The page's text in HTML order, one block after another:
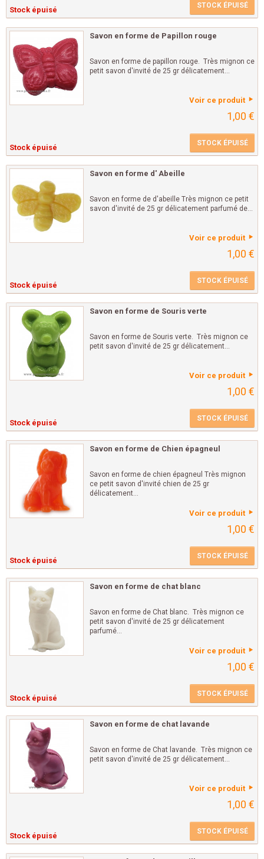
Stock épuisé STOCK ÉPUISÉ
Savon en forme de Papillon rouge
Savon en forme de papillon rouge. Très mignon ce
petit savon d'invité de 25 gr délicatement...
Voir ce produit
1,00 €
Stock épuisé STOCK ÉPUISÉ
Savon en forme d' Abeille
Savon en forme de d'abeille Très mignon ce petit
savon d'invité de 25 gr délicatement parfumé de...
Voir ce produit
1,00 €
Stock épuisé STOCK ÉPUISÉ
Savon en forme de Souris verte
Savon en forme de Souris verte. Très mignon ce
petit savon d'invité de 25 gr délicatement...
Voir ce produit
1,00 €
Stock épuisé STOCK ÉPUISÉ
Savon en forme de Chien épagneul
Savon en forme de chien épagneul Très mignon
ce petit savon d'invité chien de 25 gr
délicatement...
Voir ce produit
1,00 €
Stock épuisé STOCK ÉPUISÉ
Savon en forme de chat blanc
Savon en forme de Chat blanc. Très mignon ce
petit savon d'invité de 25 gr délicatement
parfumé...
Voir ce produit
1,00 €
Stock épuisé STOCK ÉPUISÉ
Savon en forme de chat lavande
Savon en forme de Chat lavande. Très mignon ce
petit savon d'invité de 25 gr délicatement...
Voir ce produit
1,00 €
Stock épuisé STOCK ÉPUISÉ